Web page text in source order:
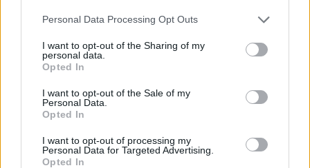
Personal Data Processing Opt Outs
I want to opt-out of the Sharing of my
personal data.
Opted In
I want to opt-out of the Sale of my
Personal Data.
Opted In
I want to opt-out of processing my
Personal Data for Targeted Advertising.
Opted In
ΕΛΛΗΝΟΤΟΥΡΚΙΚΑ